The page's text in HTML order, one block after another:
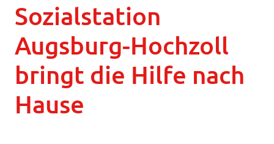
Sozialstation
Augsburg-Hochzoll
bringt die Hilfe nach
Hause